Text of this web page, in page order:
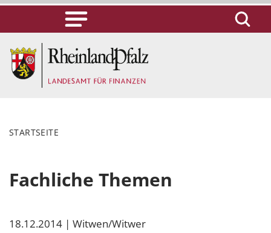
STARTSEITE
Fachliche Themen
18.12.2014 | Witwen/Witwer